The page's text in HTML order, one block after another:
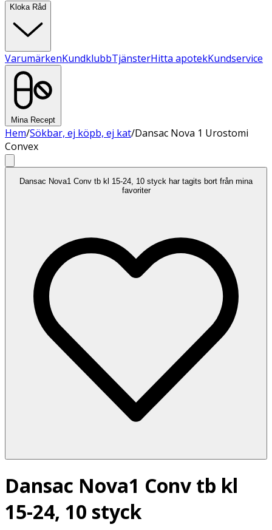
Kloka Råd
VarumärkenKundklubbTjänsterHitta apotekKundservice
Mina Recept
Hem/Sökbar, ej köpb, ej kat/Dansac Nova 1 Urostomi
Convex
Dansac Nova1 Conv tb kl 15-24, 10 styck har tagits bort från mina
favoriter
Dansac Nova1 Conv tb kl
15-24, 10 styck